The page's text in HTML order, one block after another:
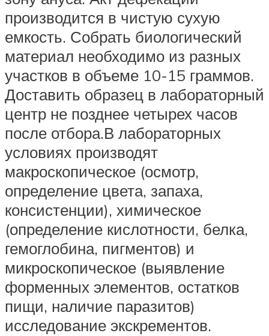
производится в чистую сухую
емкость. Собрать биологический
материал необходимо из разных
участков в объеме 10-15 граммов.
Доставить образец в лабораторный
центр не позднее четырех часов
после отбора.В лабораторных
условиях производят
макроскопическое (осмотр,
определение цвета, запаха,
консистенции), химическое
(определение кислотности, белка,
гемоглобина, пигментов) и
микроскопическое (выявление
форменных элементов, остатков
пищи, наличие паразитов)
исследование экскрементов.